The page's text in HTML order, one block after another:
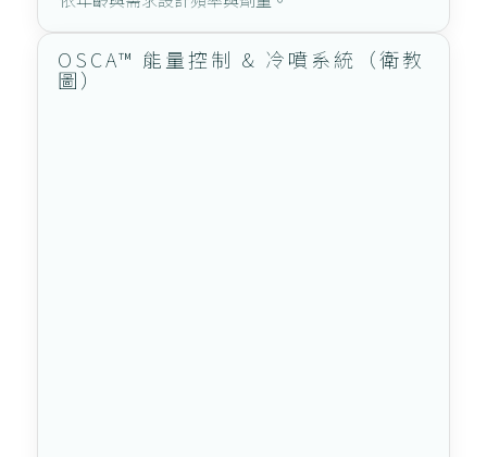
OSCA™ 能量控制 & 冷噴系統（衛教
圖）